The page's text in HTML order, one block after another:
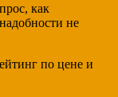
как
не